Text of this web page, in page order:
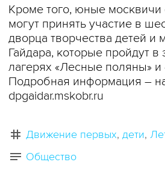
Кроме того, юные москвичи
могут принять участие в
дворца творчества детей
Гайдара, которые пройдут в
лагерях «Лесные поляны» и
Подробная информация –
dpgaidar.mskobr.ru
Движение первых дети
Общество